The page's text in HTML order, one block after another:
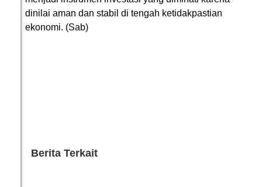
dinilai aman dan stabil di tengah ketidakpastian
ekonomi. (Sab)
Berita Terkait